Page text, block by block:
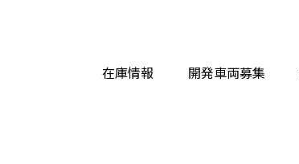
在庫情報 開発車両募集